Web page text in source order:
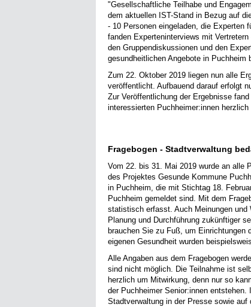
"Gesellschaftliche Teilhabe und
dem aktuellen IST-Stand in Bezug auf
- 10 Personen eingeladen, die Experten
fanden Experteninterviews mit
den Gruppendiskussionen und den
gesundheitlichen Angebote in Puchheim
Zum 22. Oktober 2019 liegen nun alle
veröffentlicht. Aufbauend darauf erfolgt
Zur Veröffentlichung der Ergebnisse
interessierten Puchheimer:innen herzlich
Fragebogen - Stadtverwaltung
Vom 22. bis 31. Mai 2019 wurde an alle
des Projektes Gesunde Kommune
in Puchheim, die mit Stichtag 18.
Puchheim gemeldet sind. Mit dem
statistisch erfasst. Auch Meinungen und
Planung und Durchführung zukünftiger
brauchen Sie zu Fuß, um Einrichtungen
eigenen Gesundheit wurden
Alle Angaben aus dem Fragebogen
sind nicht möglich. Die Teilnahme ist
herzlich um Mitwirkung, denn nur so
der Puchheimer Senior:innen
Stadtverwaltung in der Presse sowie auf